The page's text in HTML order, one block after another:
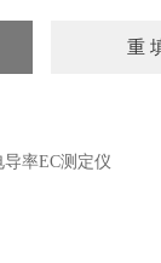
导率EC测定仪